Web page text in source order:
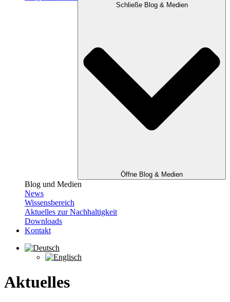
Schließe Blog & Medien
Öffne Blog & Medien
Blog und Medien
News
Wissensbereich
Aktuelles zur Nachhaltigkeit
Downloads
Kontakt
Aktuelles